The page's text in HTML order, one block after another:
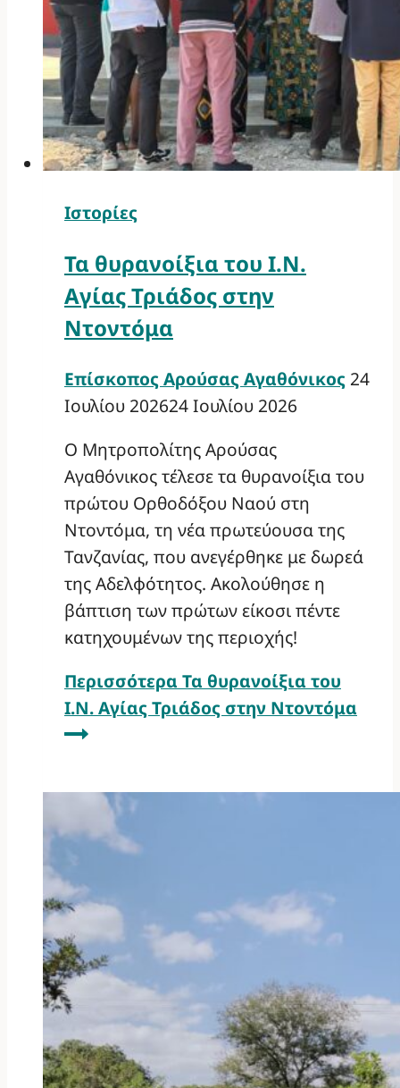
Ιστορίες
Τα θυρανοίξια του Ι.Ν.
Αγίας Τριάδος στην
Ντοντόμα
Επίσκοπος Αρούσας Αγαθόνικος 24
Ιουλίου 202624 Ιουλίου 2026
Ο Μητροπολίτης Αρούσας
Αγαθόνικος τέλεσε τα θυρανοίξια του
πρώτου Ορθοδόξου Ναού στη
Ντοντόμα, τη νέα πρωτεύουσα της
Τανζανίας, που ανεγέρθηκε με δωρεά
της Αδελφότητος. Ακολούθησε η
βάπτιση των πρώτων είκοσι πέντε
κατηχουμένων της περιοχής!
Περισσότερα Τα θυρανοίξια του
Ι.Ν. Αγίας Τριάδος στην Ντοντόμα